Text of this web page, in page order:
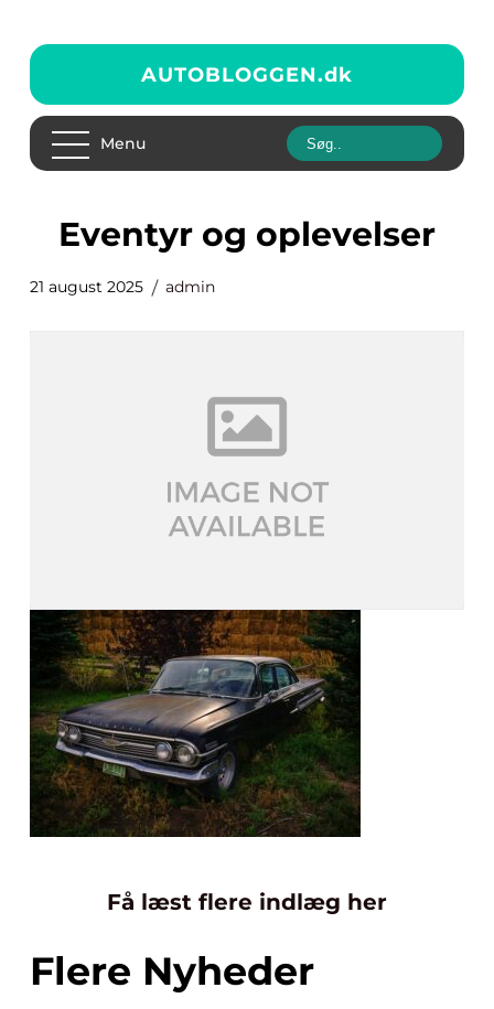
AUTOBLOGGEN.dk
Menu
Eventyr og oplevelser
21 august 2025 admin
Få læst flere indlæg her
Flere Nyheder